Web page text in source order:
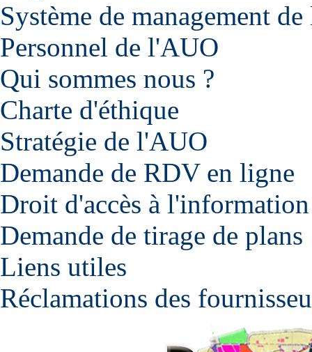
Système de management
Personnel de l'AUO
Qui sommes nous ?
Charte d'éthique
Stratégie de l'AUO
Demande de RDV en ligne
Droit d'accès à l'information
Demande de tirage de plans
Liens utiles
Réclamations des